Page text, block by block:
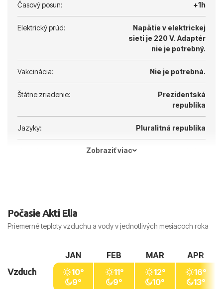
Časový posun: +1h
Elektrický prúd:
Napätie v elektrickej
sieti je 220 V. Adaptér
nie je potrebný.
Vakcinácia: Nie je potrebná.
Štátne zriadenie:
Prezidentská
republika
Jazyky: Pluralitná republika
Zobraziť viac
Počasie Akti Elia
Priemerné teploty vzduchu a vody v jednotlivých mesiacoch roka
Vzduch
JAN
10°
9°
FEB
11°
9°
MAR
12°
10°
APR
16°
13°